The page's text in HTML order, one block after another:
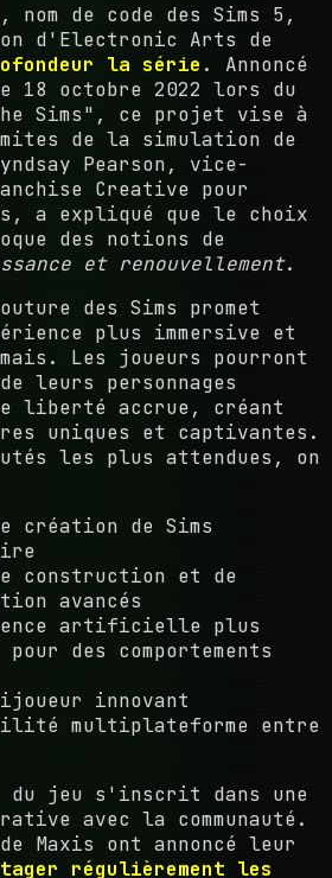
nom de code des Sims 5,
d'Electronic Arts de
la série . Annoncé
octobre 2022 lors du
Sims", ce projet vise à
de la simulation de
Pearson, vice-
Creative pour
a expliqué que le choix
des notions de
et renouvellement.
des Sims promet
plus immersive et
Les joueurs pourront
leurs personnages
liberté accrue, créant
uniques et captivantes.
les plus attendues, on
création de Sims
construction et de
avancés
artificielle plus
des comportements
innovant
multiplateforme entre
du jeu s'inscrit dans une
avec la communauté.
Maxis ont annoncé leur
régulièrement les